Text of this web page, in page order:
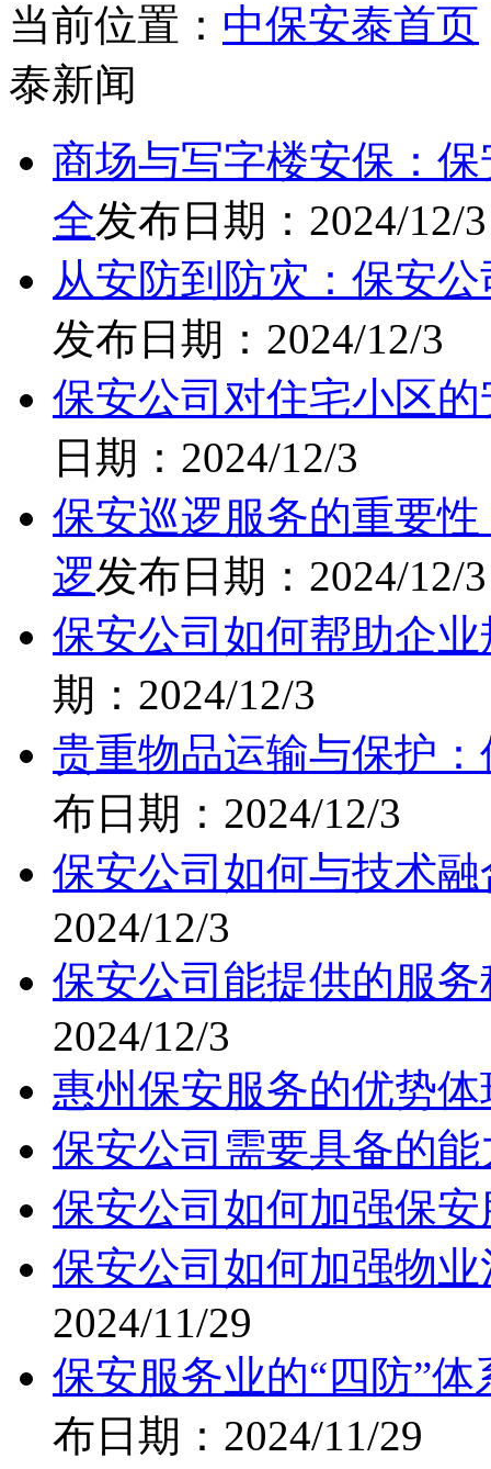
当前位置： 中保安泰首页
泰新闻
商场与写字楼安保：
全发布日期：2024/12/3
从安防到防灾：保安
发布日期：2024/12/3
保安公司对住宅小区
日期：2024/12/3
保安巡逻服务的重要
逻发布日期：2024/12/3
保安公司如何帮助企
期：2024/12/3
贵重物品运输与保护
布日期：2024/12/3
保安公司如何与技术
2024/12/3
保安公司能提供的服
2024/12/3
惠州保安服务的优势体
保安公司需要具备的能
保安公司如何加强保
保安公司如何加强物
2024/11/29
保安服务业的“四防”
布日期：2024/11/29